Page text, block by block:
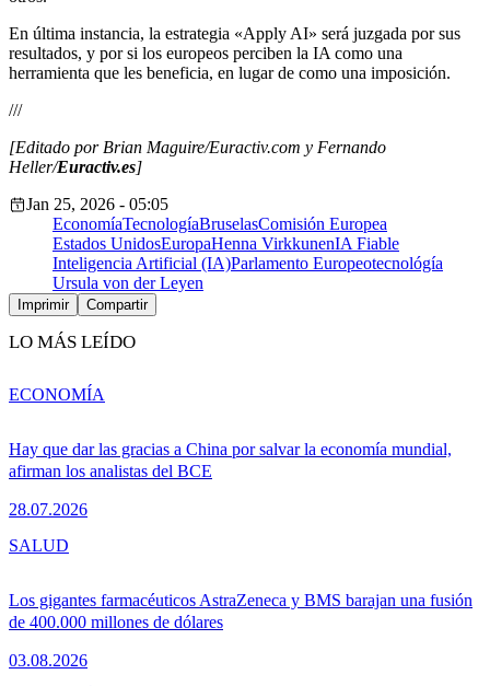
En última instancia, la estrategia «Apply AI» será juzgada por sus
resultados, y por si los europeos perciben la IA como una
herramienta que les beneficia, en lugar de como una imposición.
///
[Editado por Brian Maguire/Euractiv.com y Fernando
Heller/Euractiv.es]
Jan 25, 2026 - 05:05
EconomíaTecnologíaBruselasComisión Europea
Estados UnidosEuropaHenna VirkkunenIA Fiable
Inteligencia Artificial (IA)Parlamento Europeotecnológía
Ursula von der Leyen
Imprimir Compartir
LO MÁS LEÍDO
Hay que dar las gracias a China por salvar la economía mundial,
afirman los analistas del BCE
28.07.2026
ECONOMÍA
Los gigantes farmacéuticos AstraZeneca y BMS barajan una fusión
de 400.000 millones de dólares
03.08.2026
SALUD